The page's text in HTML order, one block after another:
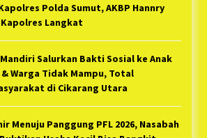
Polda Sumut, AKBP Hannry
Langkat
Salurkan Bakti Sosial ke Anak
Warga Tidak Mampu, Total
di Cikarang Utara
Menuju Panggung PFL 2026, Nasabah